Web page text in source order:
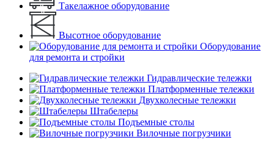
Такелажное оборудование
Высотное оборудование
Оборудование
для ремонта и стройки
Гидравлические тележки
Платформенные тележки
Двухколесные тележки
Штабелеры
Подъемные столы
Вилочные погрузчики